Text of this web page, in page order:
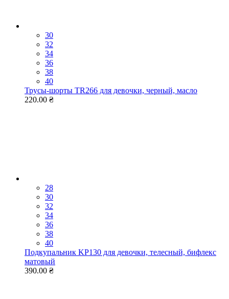
30
32
34
36
38
40
Трусы-шорты TR266 для девочки, черный, масло
220.00 ₴
28
30
32
34
36
38
40
Подкупальник KP130 для девочки, телесный, бифлекс
матовый
390.00 ₴